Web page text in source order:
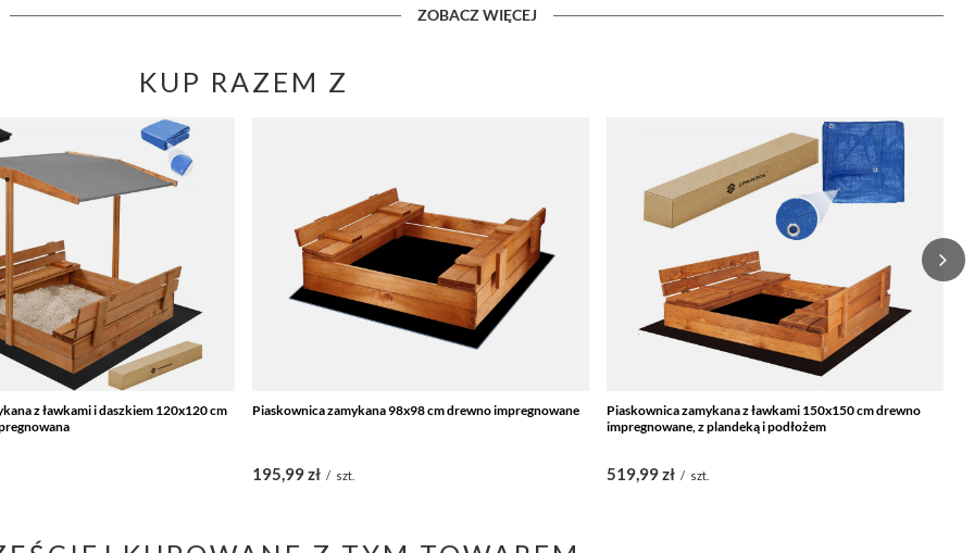
ZOBACZ WIĘCEJ
KUP RAZEM Z
z ławkami i daszkiem 120x120 cm
Piaskownica zamykana 98x98 cm drewno impregnowane
195,99 zł / szt.
Piaskownica zamykana z ławkami 150x150 cm drewno
impregnowane, z plandeką i podłożem
519,99 zł / szt.